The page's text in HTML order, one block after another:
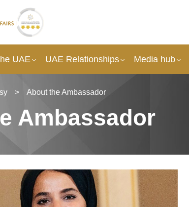
UAE UAE Relationships Media hub
> About the Ambassador
Ambassador